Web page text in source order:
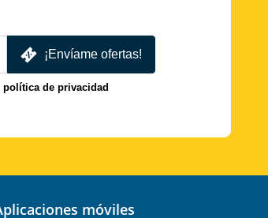
¡Envíame ofertas!
política de privacidad
Aplicaciones móviles